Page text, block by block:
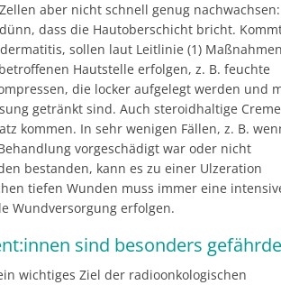
aber nicht schnell genug nachwachsen:
dass die Hautoberschicht bricht.
sollen laut Leitlinie (1)
Hautstelle erfolgen, z. B. feuchte
die locker aufgelegt werden und
getränkt sind. Auch steroidhaltige
kommen. In sehr wenigen Fällen, z. B.
vorgeschädigt war oder nicht
bestanden, kann es zu einer Ulzeration
tiefen Wunden muss immer eine
Wundversorgung erfolgen.
sind besonders
wichtiges Ziel der radioonkologischen